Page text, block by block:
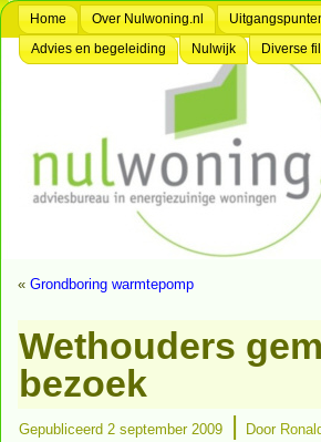
Home Over Nulwoning.nl
Advies en begeleiding
Nulwijk Diverse
« Grondboring warmtepomp
Wethouders
bezoek
Gepubliceerd 2 september 2009 | Door